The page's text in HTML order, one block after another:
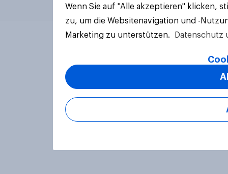
Wenn Sie auf "Alle akzeptieren" klicken,
zu, um die Websitenavigation und -
Marketing zu unterstützen.
Datenschutz